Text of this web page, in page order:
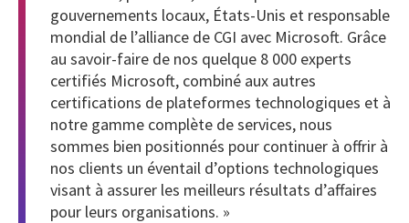
gouvernements locaux, États-Unis et responsable
mondial de l’alliance de CGI avec Microsoft. Grâce
au savoir-faire de nos quelque 8 000 experts
certifiés Microsoft, combiné aux autres
certifications de plateformes technologiques et à
notre gamme complète de services, nous
sommes bien positionnés pour continuer à offrir à
nos clients un éventail d’options technologiques
visant à assurer les meilleurs résultats d’affaires
pour leurs organisations. »